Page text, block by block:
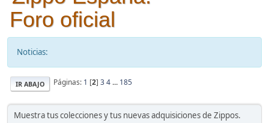
Foro oficial
Noticias:
IR ABAJO Páginas: 1 [2] 34... 185
Muestra tus colecciones y tus nuevas adquisiciones de Zippos.